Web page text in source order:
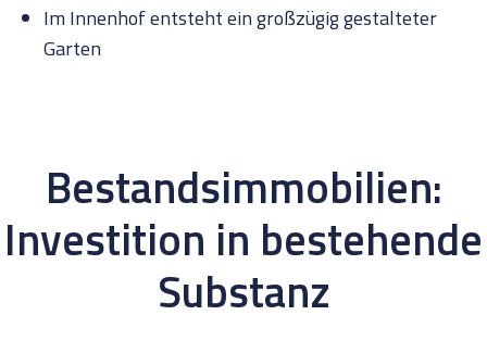
Im Innenhof entsteht ein großzügig gestalteter
Garten
Bestandsimmobilien:
Investition in bestehende
Substanz